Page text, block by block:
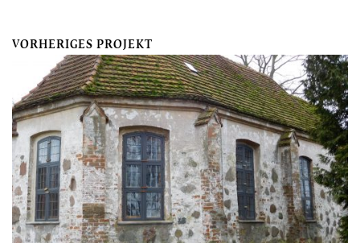
VORHERIGES PROJEKT